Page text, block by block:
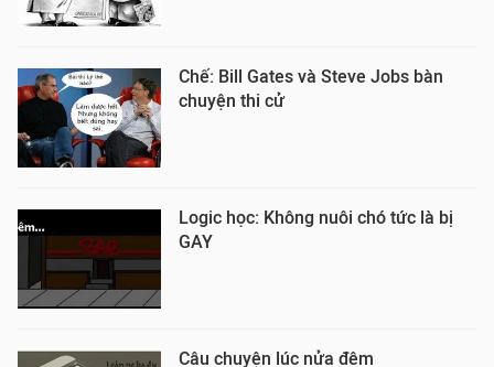
Chế: Bill Gates và Steve Jobs bàn
chuyện thi cử
Logic học: Không nuôi chó tức là bị
GAY
Câu chuyện lúc nửa đêm